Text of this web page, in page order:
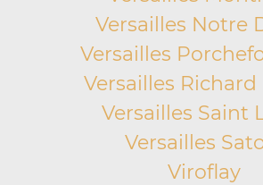
Versailles Notre
Versailles
Versailles
Versailles Saint
Versailles
Viroflay